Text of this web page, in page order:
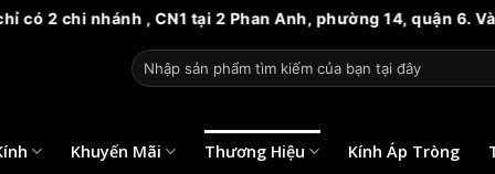
, CN1 tại 2 Phan Anh, phường 14, quận 6. Và CN2 tại
Tìm
kiếm:
Khuyến Mãi Thương Hiệu Kính Áp Tròng